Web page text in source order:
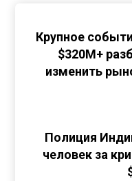
Крупное
$320M+
изменить
Полиция
человек за